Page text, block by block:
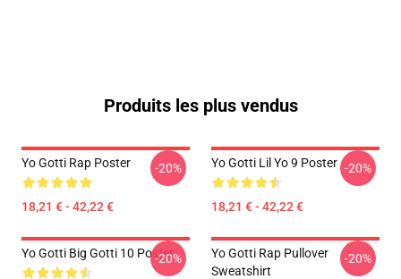
Produits les plus vendus
Yo Gotti Rap Poster
18,21 € - 42,22 €
-20% Yo Gotti Lil Yo 9 Poster
18,21 € - 42,22 €
-20%
Yo Gotti Big Gotti 10 Poster
-20%
Yo Gotti Rap Pullover
Sweatshirt
-20%